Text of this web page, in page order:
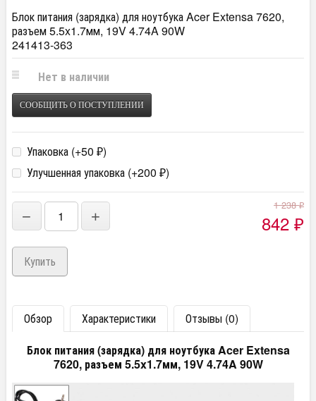
Блок питания (зарядка) для ноутбука Acer Extensa 7620,
разъем 5.5x1.7мм, 19V 4.74A 90W
241413-363
Нет в наличии
СООБЩИТЬ О ПОСТУПЛЕНИИ
Упаковка (+50 ₽)
Улучшенная упаковка (+200 ₽)
− +
1 238₽
842 ₽
Обзор Характеристики
Отзывы (0)
Блок питания (зарядка) для ноутбука Acer Extensa
7620, разъем 5.5x1.7мм, 19V 4.74A 90W